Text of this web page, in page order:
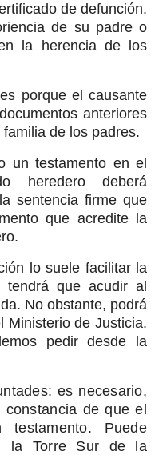
de defunción.
de su padre o
la herencia de los
porque el causante
anteriores
de los padres.
un testamento en el
heredero deberá
sentencia firme que
que acredite la
lo suele facilitar la
que acudir al
No obstante, podrá
Ministerio de Justicia.
pedir desde la
es necesario,
de que el
Puede
la Torre Sur de la